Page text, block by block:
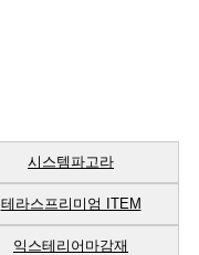
시스템파고라
테라스프리미엄 ITEM
익스테리어마감재